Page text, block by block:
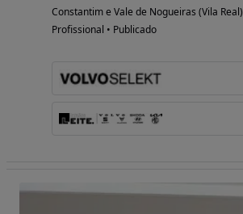
Constantim e Vale de Nogueiras (Vila Real)
Profissional • Publicado